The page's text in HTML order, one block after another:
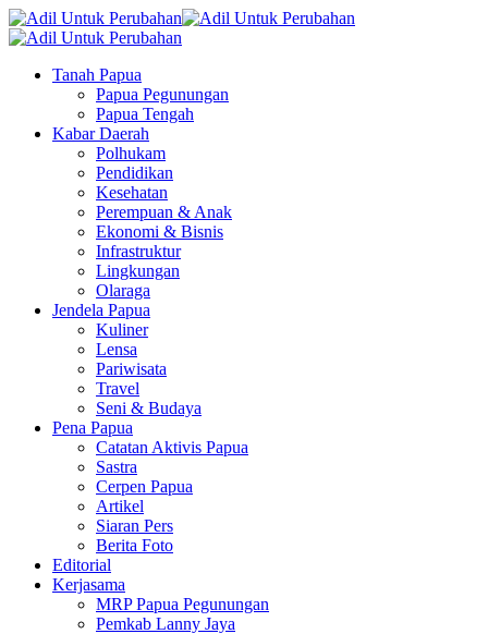
Tanah Papua
Papua Pegunungan
Papua Tengah
Kabar Daerah
Polhukam
Pendidikan
Kesehatan
Perempuan & Anak
Ekonomi & Bisnis
Infrastruktur
Lingkungan
Olaraga
Jendela Papua
Kuliner
Lensa
Pariwisata
Travel
Seni & Budaya
Pena Papua
Catatan Aktivis Papua
Sastra
Cerpen Papua
Artikel
Siaran Pers
Berita Foto
Editorial
Kerjasama
MRP Papua Pegunungan
Pemkab Lanny Jaya